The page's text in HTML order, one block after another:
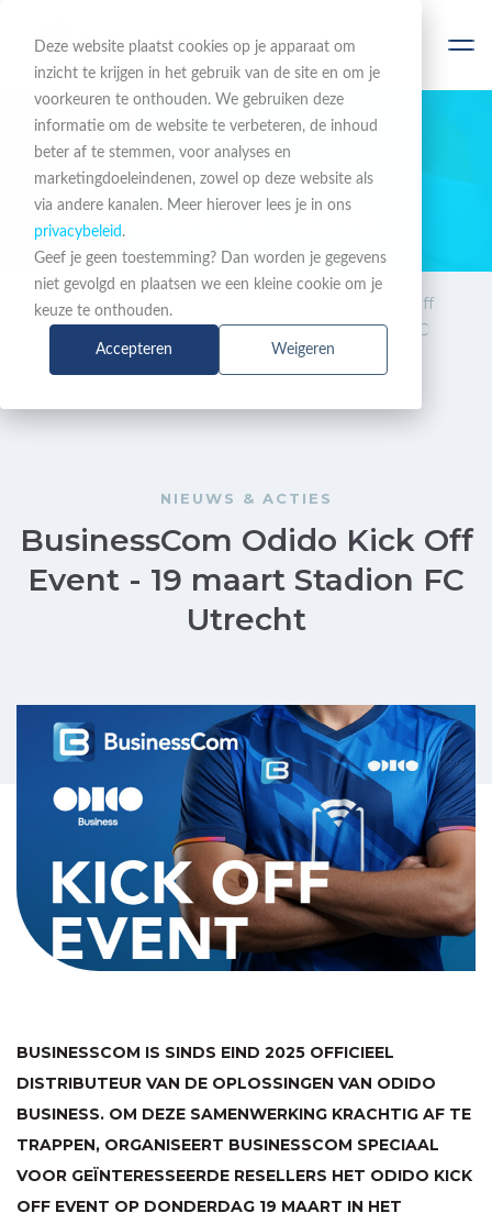
Deze website plaatst cookies op je apparaat om
inzicht te krijgen in het gebruik van de site en om je
voorkeuren te onthouden. We gebruiken deze
informatie om de website te verbeteren, de inhoud
beter af te stemmen, voor analyses en
marketingdoeleindenen, zowel op deze website als
via andere kanalen. Meer hierover lees je in ons
privacybeleid .
Geef je geen toestemming? Dan worden je gegevens
niet gevolgd en plaatsen we een kleine cookie om je
keuze te onthouden.
Accepteren Weigeren
BLIJF OP DE HOOGTE
Nieuws & Acties
Nieuws
& Acties
BusinessCom Odido Kick Off
Event - 19 maart Stadion FC
NIEUWS & ACTIES
BusinessCom Odido Kick Off
Event - 19 maart Stadion FC
Utrecht
BUSINESSCOM IS SINDS EIND 2025 OFFICIEEL
DISTRIBUTEUR VAN DE OPLOSSINGEN VAN ODIDO
BUSINESS. OM DEZE SAMENWERKING KRACHTIG AF TE
TRAPPEN, ORGANISEERT BUSINESSCOM SPECIAAL
VOOR GEÏNTERESSEERDE RESELLERS HET ODIDO KICK
OFF EVENT OP DONDERDAG 19 MAART IN HET